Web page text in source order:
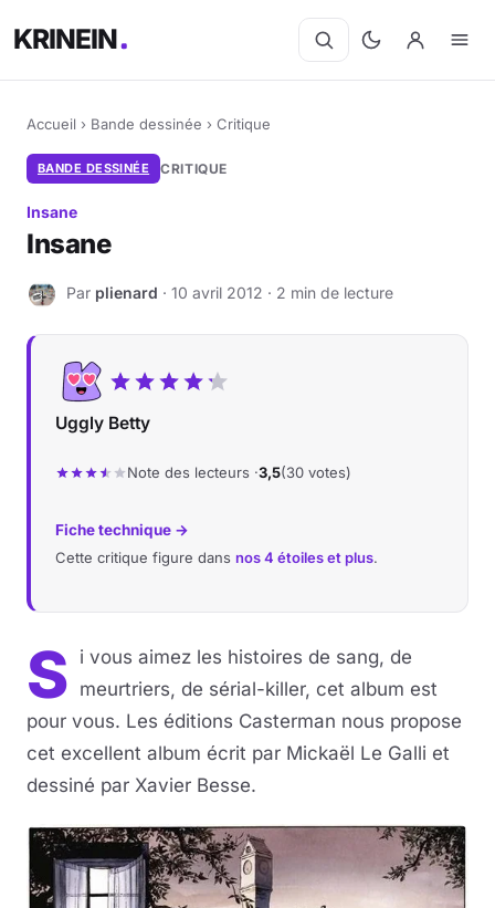
KRINEIN
Accueil › Bande dessinée › Critique
BANDE DESSINÉE CRITIQUE
Insane
Insane
P Par plienard · 10 avril 2012 · 2 min de lecture
Uggly Betty
Note des lecteurs ·3,5(30 votes)
Fiche technique →
Cette critique figure dans nos 4 étoiles et plus.
S i vous aimez les histoires de sang, de
meurtriers, de sérial-killer, cet album est
pour vous. Les éditions Casterman nous propose
cet excellent album écrit par Mickaël Le Galli et
dessiné par Xavier Besse.